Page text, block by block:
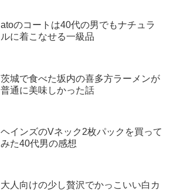
atoのコートは40代の男でもナチュラ
ルに着こなせる一級品
茨城で食べた坂内の喜多方ラーメンが
普通に美味しかった話
ヘインズのVネック2枚パックを買って
みた40代男の感想
大人向けの少し贅沢でかっこいい白カ